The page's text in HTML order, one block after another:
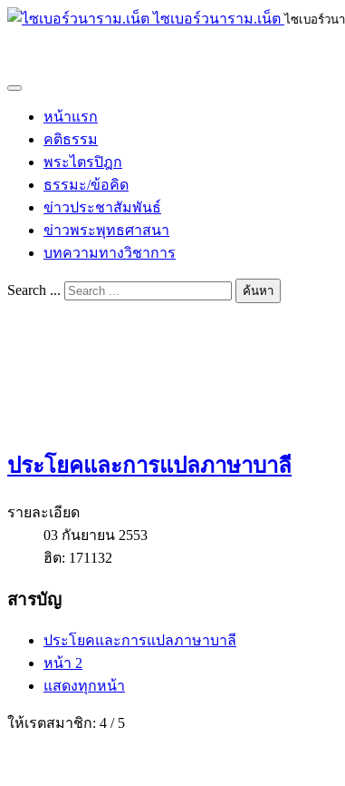
ไซเบอร์วนาราม.เน็ต ไซเบอร์วน
หน้าแรก
คติธรรม
พระไตรปิฎก
ธรรมะ/ข้อคิด
ข่าวประชาสัมพันธ์
ข่าวพระพุทธศาสนา
บทความทางวิชาการ
Search ... ค้นหา
ประโยคและการแปลภาษาบาลี
รายละเอียด
03 กันยายน 2553
ฮิต: 171132
สารบัญ
ประโยคและการแปลภาษาบาลี
หน้า 2
แสดงทุกหน้า
ให้เรตสมาชิก: 4 / 5